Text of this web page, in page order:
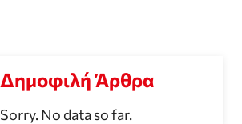
Δημοφιλή Άρθρα
Sorry. No data so far.